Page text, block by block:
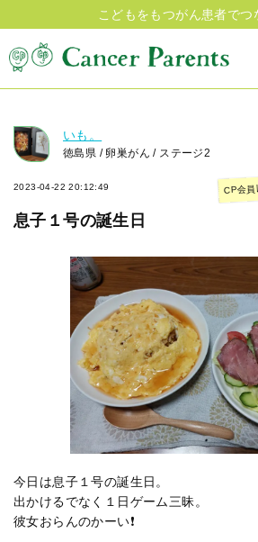
こどもをもつがん患者でつ
いも。
徳島県 / 卵巣がん / ステージ2
2023-04-22 20:12:49
息子１号の誕生日
CP会
今日は息子１号の誕生日。
出かけるでなく１日ゲーム三昧。
彼女おらんのかーい❗